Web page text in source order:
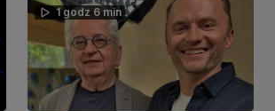
1 godz 6 min